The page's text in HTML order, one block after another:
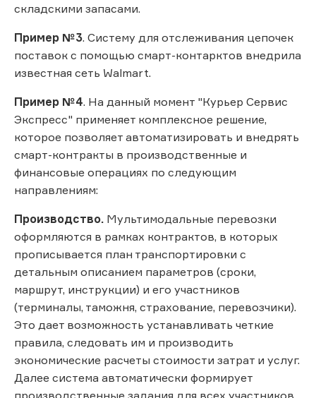
складскими запасами.
Пример №3. Систему для отслеживания цепочек
поставок с помощью смарт-контарктов внедрила
известная сеть Walmart.
Пример №4. На данный момент "Курьер Сервис
Экспресс" применяет комплексное решение,
которое позволяет автоматизировать и внедрять
смарт-контракты в производственные и
финансовые операциях по следующим
направлениям:
Производство. Мультимодальные перевозки
оформляются в рамках контрактов, в которых
прописывается план транспортировки с
детальным описанием параметров (сроки,
маршрут, инструкции) и его участников
(терминалы, таможня, страхование, перевозчики).
Это дает возможность устанавливать четкие
правила, следовать им и производить
экономические расчеты стоимости затрат и услуг.
Далее система автоматически формирует
производственные задания для всех участников